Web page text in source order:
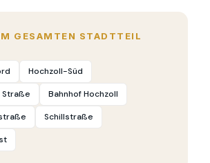
GESAMTEN STADTTEIL
Hochzoll-Süd
Bahnhof Hochzoll
Schillstraße